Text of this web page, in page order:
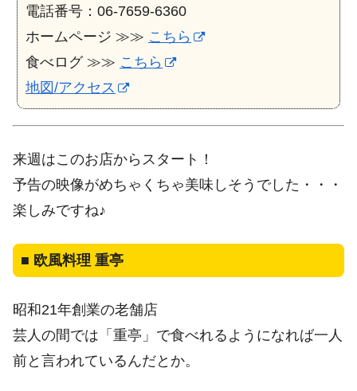
電話番号：06-7659-6360
ホームページ ≫≫ こちら
食べログ ≫≫ こちら
地図/アクセス
来週はこのお店からスタート！
予告の映像がめちゃくちゃ美味しそうでした・・・
楽しみですね♪
■ 欧風料理 重亭
昭和21年創業の老舗店
芸人の間では「重亭」で食べれるようになれば一人
前と言われているんだとか。